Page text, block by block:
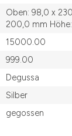
Oben: 98,0 x
200,0 mm
15000.00
999.00
Degussa
Silber
gegossen